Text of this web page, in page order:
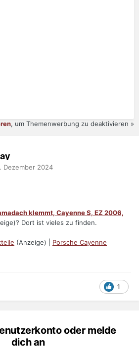
, um Themenwerbung zu deaktivieren »
Dezember 2024
klemmt, Cayenne S, EZ 2006,
Dort ist vieles zu finden.
(Anzeige) | Porsche Cayenne
1
oder melde
dich an